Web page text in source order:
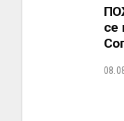
се